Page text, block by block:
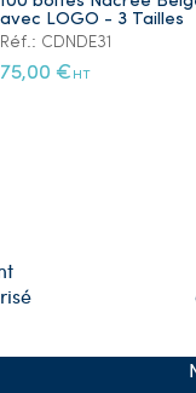
avec LOGO - 3 Tailles
Réf.: CDNDE31
75,00 € HT